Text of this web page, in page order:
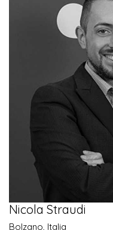
Nicola Straudi
Bolzano, Italia